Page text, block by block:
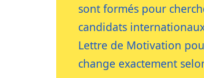
sont formés pour
candidats
Lettre de Motivation
change exactement